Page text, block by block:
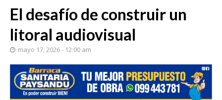
El desafío de construir un
litoral audiovisual
mayo 17, 2026 - 12:00 am